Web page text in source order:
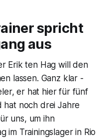
spricht
aus
Erik ten Hag will den
lassen. Ganz klar -
er hat hier für fünf
hat noch drei Jahre
uns, um ihn
im Trainingslager in Rio